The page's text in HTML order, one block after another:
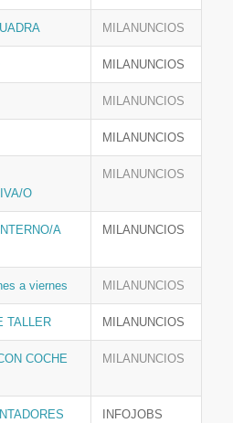
MILANUNCIOS
MILANUNCIOS
MILANUNCIOS
MILANUNCIOS
O
MILANUNCIOS
A
MILANUNCIOS
a viernes MILANUNCIOS
TALLER MILANUNCIOS
COCHE
MILANUNCIOS
INFOJOBS